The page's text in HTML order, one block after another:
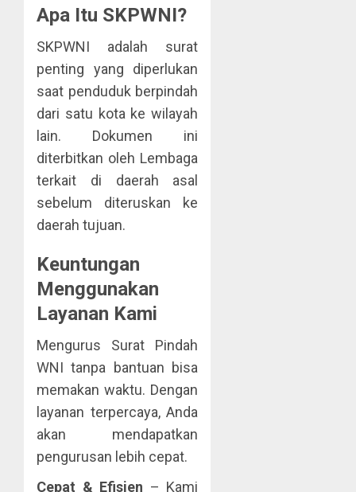
Apa Itu SKPWNI?
SKPWNI adalah surat
penting yang diperlukan
saat penduduk berpindah
dari satu kota ke wilayah
lain. Dokumen ini
diterbitkan oleh Lembaga
terkait di daerah asal
sebelum diteruskan ke
daerah tujuan.
Keuntungan
Menggunakan
Layanan Kami
Mengurus Surat Pindah
WNI tanpa bantuan bisa
memakan waktu. Dengan
layanan terpercaya, Anda
akan mendapatkan
pengurusan lebih cepat.
Cepat & Efisien – Kami